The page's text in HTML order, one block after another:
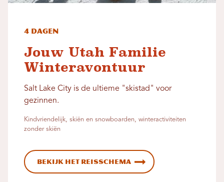
4 dagen
Jouw Utah Familie
Winteravontuur
Salt Lake City is de ultieme "skistad" voor
gezinnen.
Kindvriendelijk, skiën en snowboarden, winteractiviteiten
zonder skiën
Bekijk het reisschema